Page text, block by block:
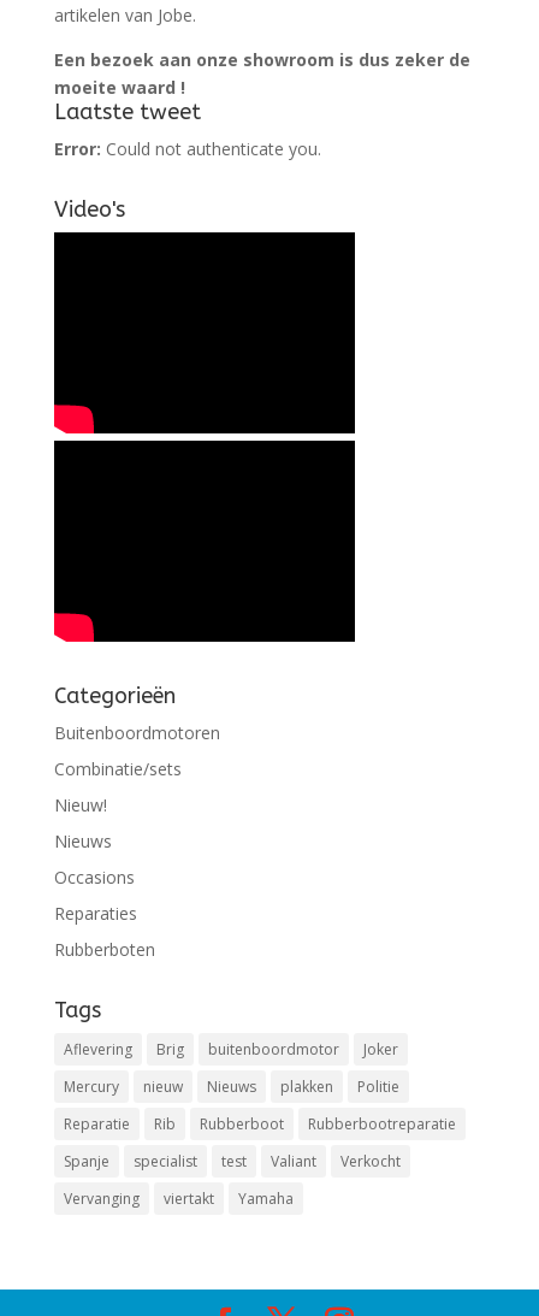
artikelen van Jobe.
Een bezoek aan onze showroom is dus zeker de
moeite waard !
Laatste tweet
Error: Could not authenticate you.
Video's
Categorieën
Buitenboordmotoren
Combinatie/sets
Nieuw!
Nieuws
Occasions
Reparaties
Rubberboten
Tags
Aflevering Brig buitenboordmotor
Joker
Mercury
nieuw Nieuws plakken
Politie
Reparatie
Rib Rubberboot
Rubberbootreparatie
Spanje
specialist test Valiant
Verkocht
Vervanging
viertakt Yamaha